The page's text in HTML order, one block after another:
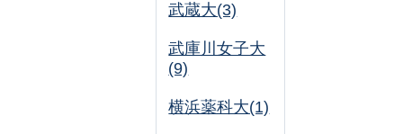
武蔵大(3)
武庫川女子大
(9)
横浜薬科大(1)